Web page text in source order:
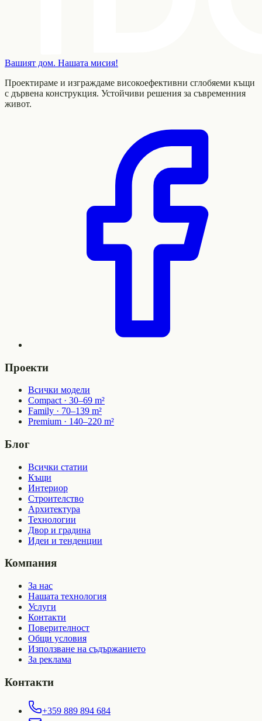
Вашият дом. Нашата мисия!
Проектираме и изграждаме високоефективни сглобяеми къщи
с дървена конструкция. Устойчиви решения за съвременния
живот.
Проекти
Всички модели
Compact · 30–69 m²
Family · 70–139 m²
Premium · 140–220 m²
Блог
Всички статии
Къщи
Интериор
Строителство
Архитектура
Технологии
Двор и градина
Идеи и тенденции
Компания
За нас
Нашата технология
Услуги
Контакти
Поверителност
Общи условия
Използване на съдържанието
За реклама
Контакти
+359 889 894 684